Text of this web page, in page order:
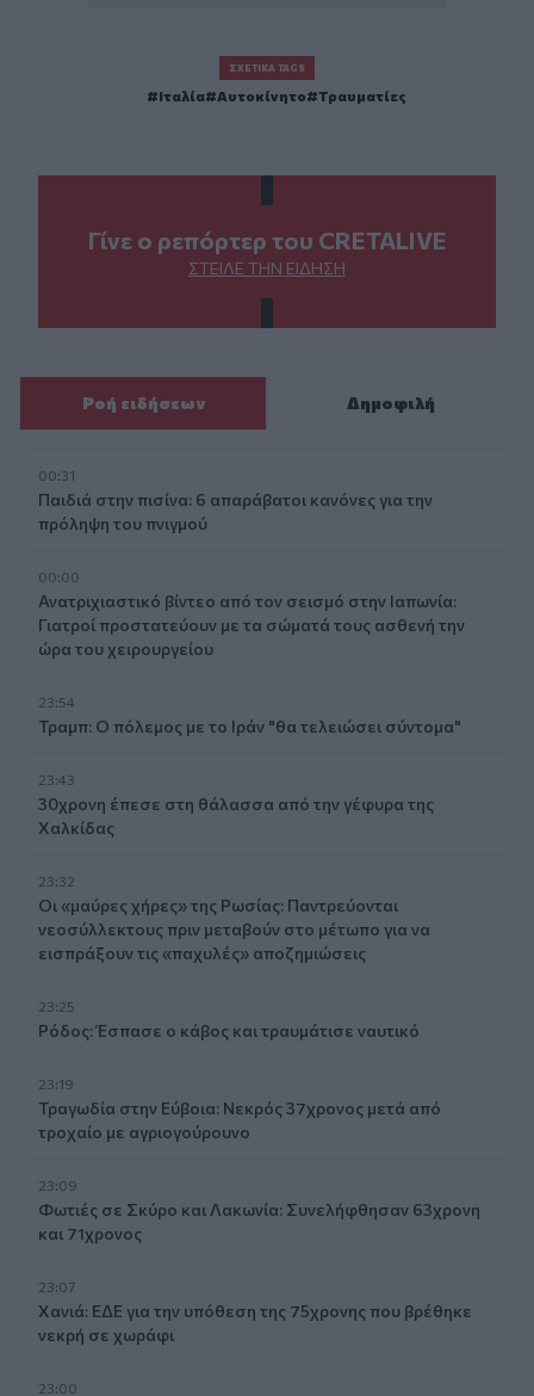
ΣΧΕΤΙΚΆ TAGS
Ιταλία Αυτοκίνητο Τραυματίες
Γίνε ο ρεπόρτερ του CRETALIVE
ΣΤΕΊΛΕ ΤΗΝ ΕΊΔΗΣΗ
Ροή ειδήσεων Δημοφιλή
00:31
Παιδιά στην πισίνα: 6 απαράβατοι κανόνες για την
πρόληψη του πνιγμού
00:00
Ανατριχιαστικό βίντεο από τον σεισμό στην Ιαπωνία:
Γιατροί προστατεύουν με τα σώματά τους ασθενή την
ώρα του χειρουργείου
23:54
Τραμπ: Ο πόλεμος με το Ιράν "θα τελειώσει σύντομα"
23:43
30χρονη έπεσε στη θάλασσα από την γέφυρα της
Χαλκίδας
23:32
Οι «μαύρες χήρες» της Ρωσίας: Παντρεύονται
νεοσύλλεκτους πριν μεταβούν στο μέτωπο για να
εισπράξουν τις «παχυλές» αποζημιώσεις
23:25
Ρόδος: Έσπασε ο κάβος και τραυμάτισε ναυτικό
23:19
Τραγωδία στην Εύβοια: Νεκρός 37χρονος μετά από
τροχαίο με αγριογούρουνο
23:09
Φωτιές σε Σκύρο και Λακωνία: Συνελήφθησαν 63χρονη
και 71χρονος
23:07
Χανιά: ΕΔΕ για την υπόθεση της 75χρονης που βρέθηκε
νεκρή σε χωράφι
23:00